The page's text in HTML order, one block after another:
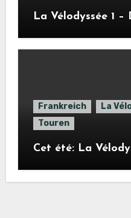
La Vélodyssée 1
Frankreich La
Touren
Cet été: La